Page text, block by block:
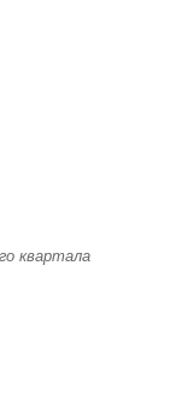
квартала